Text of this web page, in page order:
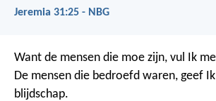
Jeremia 31:25 - NBG
Want de mensen die moe zijn, vul Ik
De mensen die bedroefd waren, geef
blijdschap.